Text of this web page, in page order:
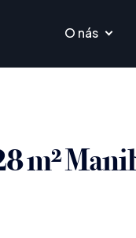
O nás
m²